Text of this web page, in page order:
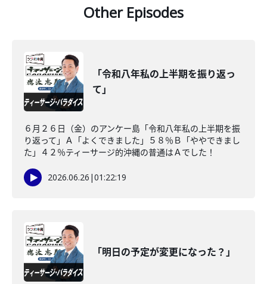
Other Episodes
「令和八年私の上半期を振り返っ
て」
６月２６日（金）のアンケー島「令和八年私の上半期を振
り返って」Ａ「よくできました」５８％Ｂ「ややできまし
た」４２％ティーサージ的沖縄の普通はＡでした！
2026.06.26 |01:22:19
「明日の予定が変更になった？」